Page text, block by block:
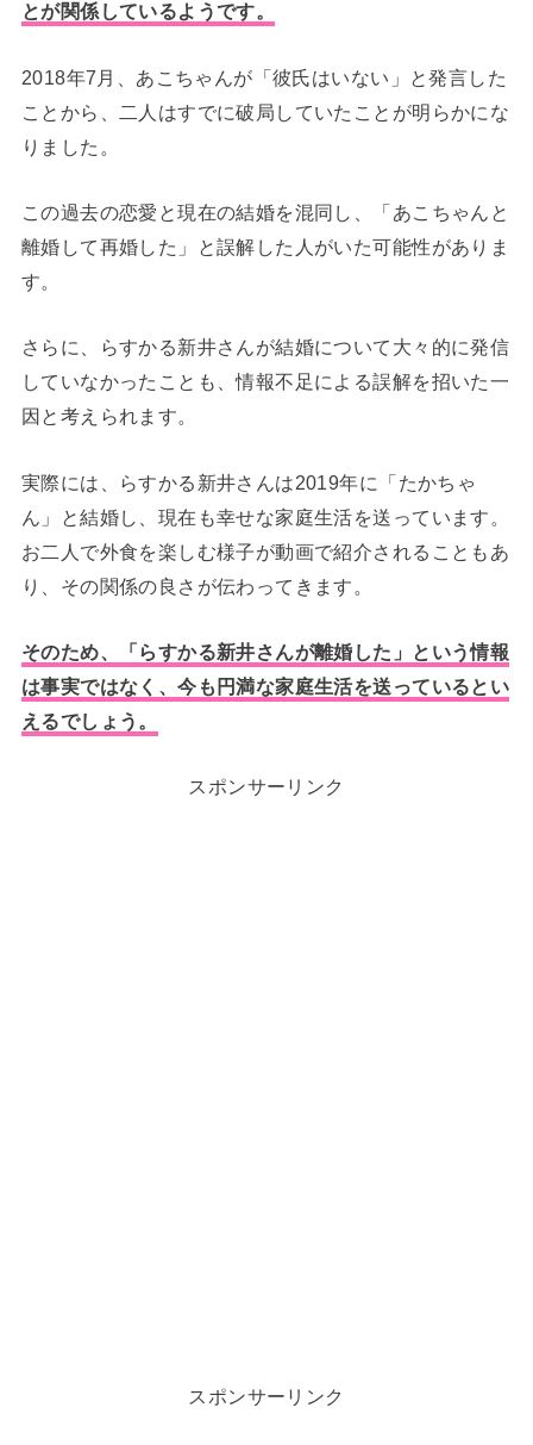
とが関係しているようです。
2018年7月、あこちゃんが「彼氏はいない」と発言した
ことから、二人はすでに破局していたことが明らかにな
りました。
この過去の恋愛と現在の結婚を混同し、「あこちゃんと
離婚して再婚した」と誤解した人がいた可能性がありま
す。
さらに、らすかる新井さんが結婚について大々的に発信
していなかったことも、情報不足による誤解を招いた一
因と考えられます。
実際には、らすかる新井さんは2019年に「たかちゃ
ん」と結婚し、現在も幸せな家庭生活を送っています。
お二人で外食を楽しむ様子が動画で紹介されることもあ
り、その関係の良さが伝わってきます。
そのため、「らすかる新井さんが離婚した」という情報
は事実ではなく、今も円満な家庭生活を送っているとい
えるでしょう。
スポンサーリンク
スポンサーリンク